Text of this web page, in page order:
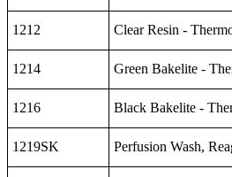
1212 Clear Resin -
1214 Green Bakelite -
1216 Black Bakelite -
1219SK Perfusion Wash,